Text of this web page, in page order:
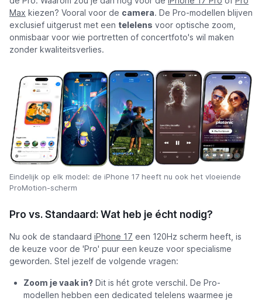
Max kiezen? Vooral voor de camera. De Pro-modellen blijven
exclusief uitgerust met een telelens voor optische zoom,
onmisbaar voor wie portretten of concertfoto's wil maken
zonder kwaliteitsverlies.
Eindelijk op elk model: de iPhone 17 heeft nu ook het vloeiende
ProMotion-scherm
Pro vs. Standaard: Wat heb je écht nodig?
Nu ook de standaard iPhone 17 een 120Hz scherm heeft, is
de keuze voor de 'Pro' puur een keuze voor specialisme
geworden. Stel jezelf de volgende vragen:
Zoom je vaak in? Dit is hét grote verschil. De Pro-
modellen hebben een dedicated telelens waarmee je